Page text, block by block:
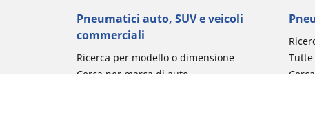
Pneumatici auto, SUV e veicoli
commerciali
Ricerca per modello o dimensione
Cerca per marca di auto